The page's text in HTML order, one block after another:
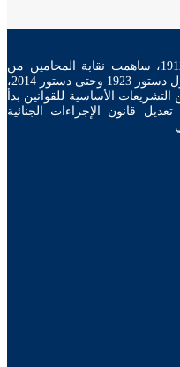
نقابة المحامين المصرية سنة 1912، ساهمت نقابة المحامين من
خلال رموزها في وضع دساتير مصر من أول دستور 1923 وحتى دستور 2014،
الأساسية للقوانين بدأ
1948 وحتى تعديل قانون الإجراءات الجنائية